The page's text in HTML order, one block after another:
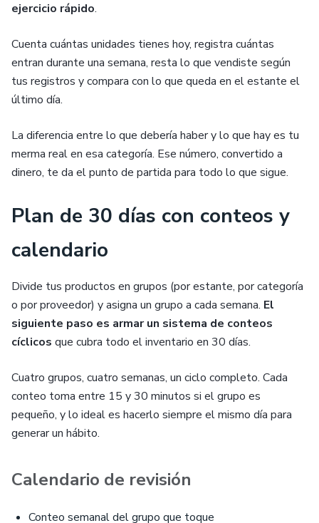
ejercicio rápido.
Cuenta cuántas unidades tienes hoy, registra cuántas
entran durante una semana, resta lo que vendiste según
tus registros y compara con lo que queda en el estante el
último día.
La diferencia entre lo que debería haber y lo que hay es tu
merma real en esa categoría. Ese número, convertido a
dinero, te da el punto de partida para todo lo que sigue.
Plan de 30 días con conteos y
calendario
Divide tus productos en grupos (por estante, por categoría
o por proveedor) y asigna un grupo a cada semana. El
siguiente paso es armar un sistema de conteos
cíclicos que cubra todo el inventario en 30 días.
Cuatro grupos, cuatro semanas, un ciclo completo. Cada
conteo toma entre 15 y 30 minutos si el grupo es
pequeño, y lo ideal es hacerlo siempre el mismo día para
generar un hábito.
Calendario de revisión
Conteo semanal del grupo que toque